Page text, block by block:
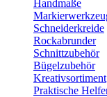
Handmaße
Schneiderkreide
Rockabrunder
Schnittzubehör
Bügelzubehör
Kreativsortiment
Praktische